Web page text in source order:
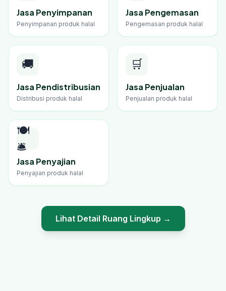
Jasa Penyimpanan
Penyimpanan produk halal
Jasa Pengemasan
Pengemasan produk halal
🚚
Jasa Pendistribusian
Distribusi produk halal
🛒
Jasa Penjualan
Penjualan produk halal
🍽️
🛎️
Jasa Penyajian
Penyajian produk halal
Lihat Detail Ruang Lingkup →